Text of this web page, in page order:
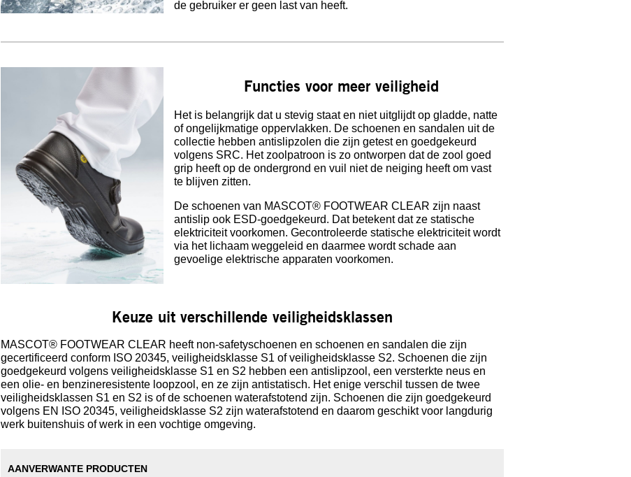
de gebruiker er geen last van heeft.
Functies voor meer veiligheid
Het is belangrijk dat u stevig staat en niet uitglijdt op gladde, natte
of ongelijkmatige oppervlakken. De schoenen en sandalen uit de
collectie hebben antislipzolen die zijn getest en goedgekeurd
volgens SRC. Het zoolpatroon is zo ontworpen dat de zool goed
grip heeft op de ondergrond en vuil niet de neiging heeft om vast
te blijven zitten.
De schoenen van MASCOT® FOOTWEAR CLEAR zijn naast
antislip ook ESD-goedgekeurd. Dat betekent dat ze statische
elektriciteit voorkomen. Gecontroleerde statische elektriciteit wordt
via het lichaam weggeleid en daarmee wordt schade aan
gevoelige elektrische apparaten voorkomen.
Keuze uit verschillende veiligheidsklassen
MASCOT® FOOTWEAR CLEAR heeft non-safetyschoenen en schoenen en sandalen die zijn
gecertificeerd conform ISO 20345, veiligheidsklasse S1 of veiligheidsklasse S2. Schoenen die zijn
goedgekeurd volgens veiligheidsklasse S1 en S2 hebben een antislipzool, een versterkte neus en
een olie- en benzineresistente loopzool, en ze zijn antistatisch. Het enige verschil tussen de twee
veiligheidsklassen S1 en S2 is of de schoenen waterafstotend zijn. Schoenen die zijn goedgekeurd
volgens EN ISO 20345, veiligheidsklasse S2 zijn waterafstotend en daarom geschikt voor langdurig
werk buitenshuis of werk in een vochtige omgeving.
AANVERWANTE PRODUCTEN